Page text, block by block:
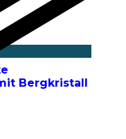
Bergkristall